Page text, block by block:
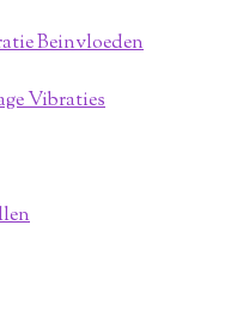
Beinvloeden
Vibraties